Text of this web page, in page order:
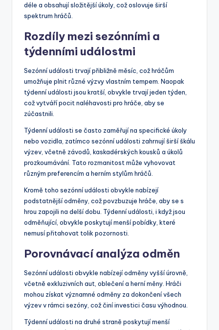
déle a obsahují složitější úkoly, což oslovuje širší
spektrum hráčů.
Rozdíly mezi sezónními a
týdenními událostmi
Sezónní události trvají přibližně měsíc, což hráčům
umožňuje plnit různé výzvy vlastním tempem. Naopak
týdenní události jsou kratší, obvykle trvají jeden týden,
což vytváří pocit naléhavosti pro hráče, aby se
zúčastnili.
Týdenní události se často zaměřují na specifické úkoly
nebo vozidla, zatímco sezónní události zahrnují širší škálu
výzev, včetně závodů, kaskadérských kousků a úkolů
prozkoumávání. Tato rozmanitost může vyhovovat
různým preferencím a herním stylům hráčů.
Kromě toho sezónní události obvykle nabízejí
podstatnější odměny, což povzbuzuje hráče, aby se s
hrou zapojili na delší dobu. Týdenní události, i když jsou
odměňující, obvykle poskytují menší pobídky, které
nemusí přitahovat tolik pozornosti.
Porovnávací analýza odměn
Sezónní události obvykle nabízejí odměny vyšší úrovně,
včetně exkluzivních aut, oblečení a herní měny. Hráči
mohou získat významné odměny za dokončení všech
výzev v rámci sezóny, což činí investici času výhodnou.
Týdenní události na druhé straně poskytují menší